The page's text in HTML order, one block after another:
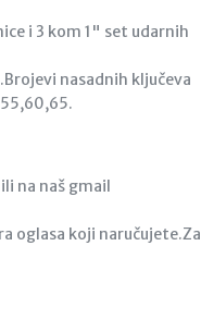
i 3 kom 1" set udarnih
nasadnih ključeva
na naš gmail
oglasa koji naručujete.Za